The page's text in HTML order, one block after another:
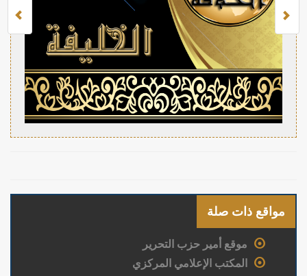
مواقع ذات صلة
موقع أمير حزب التحرير
المكتب الإعلامي المركزي